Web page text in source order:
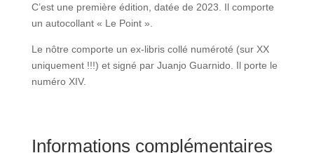
C’est une première édition, datée de 2023. Il comporte
un autocollant « Le Point ».
Le nôtre comporte un ex-libris collé numéroté (sur XX
uniquement !!!) et signé par Juanjo Guarnido. Il porte le
numéro XIV.
Informations complémentaires